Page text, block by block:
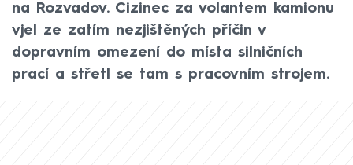
na Rozvadov. Cizinec za volantem kamionu
vjel ze zatím nezjištěných příčin v
dopravním omezení do místa silničních
prací a střetl se tam s pracovním strojem.